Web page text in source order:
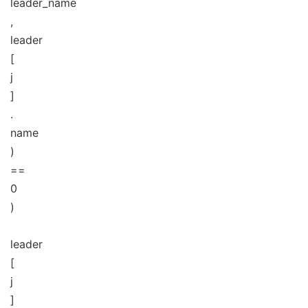
leader_name
,
leader
[
j
]
.
name
)
==
0
)
leader
[
j
]